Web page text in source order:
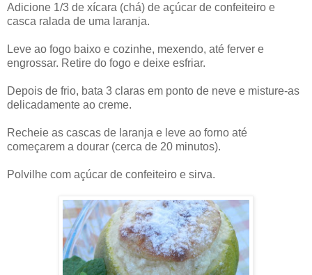
Adicione 1/3 de xícara (chá) de açúcar de confeiteiro e
casca ralada de uma laranja.
Leve ao fogo baixo e cozinhe, mexendo, até ferver e
engrossar. Retire do fogo e deixe esfriar.
Depois de frio, bata 3 claras em ponto de neve e misture-as
delicadamente ao creme.
Recheie as cascas de laranja e leve ao forno até
começarem a dourar (cerca de 20 minutos).
Polvilhe com açúcar de confeiteiro e sirva.